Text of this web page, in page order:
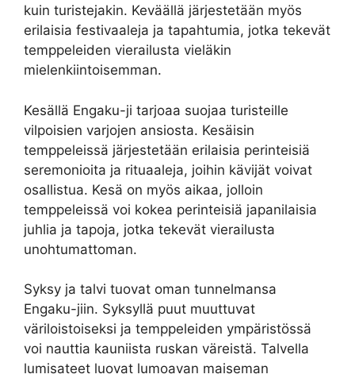
kuin turistejakin. Keväällä järjestetään myös
erilaisia festivaaleja ja tapahtumia, jotka tekevät
temppeleiden vierailusta vieläkin
mielenkiintoisemman.
Kesällä Engaku-ji tarjoaa suojaa turisteille
vilpoisien varjojen ansiosta. Kesäisin
temppeleissä järjestetään erilaisia perinteisiä
seremonioita ja rituaaleja, joihin kävijät voivat
osallistua. Kesä on myös aikaa, jolloin
temppeleissä voi kokea perinteisiä japanilaisia
juhlia ja tapoja, jotka tekevät vierailusta
unohtumattoman.
Syksy ja talvi tuovat oman tunnelmansa
Engaku-jiin. Syksyllä puut muuttuvat
väriloistoiseksi ja temppeleiden ympäristössä
voi nauttia kauniista ruskan väreistä. Talvella
lumisateet luovat lumoavan maiseman